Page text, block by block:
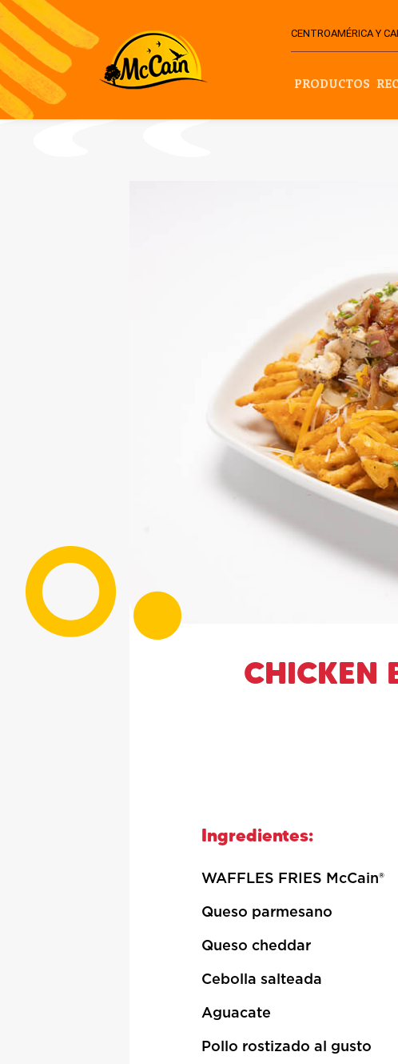
CENTROAMÉRICA Y
PRODUCTOS
CHICKEN
Ingredientes:
WAFFLES FRIES McCain®
Queso parmesano
Queso cheddar
Cebolla salteada
Aguacate
Pollo rostizado al gusto